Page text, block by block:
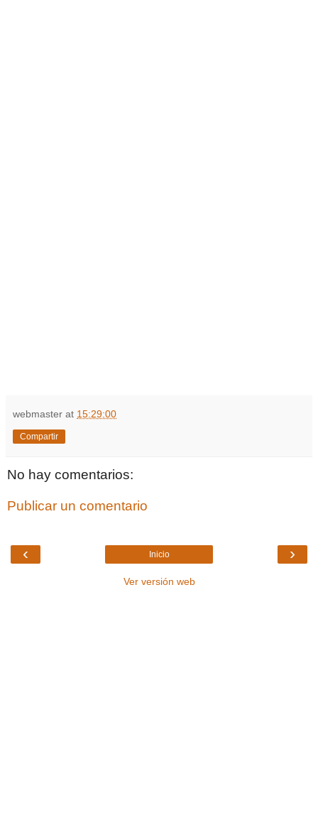
webmaster at 15:29:00
Compartir
No hay comentarios:
Publicar un comentario
‹ ›
Inicio
Ver versión web